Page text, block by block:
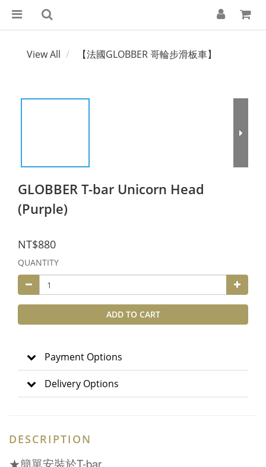
View All 【法國GLOBBER 哥輪步滑板車】
GLOBBER T-bar Unicorn Head
(Purple)
NT$880
QUANTITY
ADD TO CART
Payment Options
Delivery Options
DESCRIPTION
★簡單安裝於T-bar